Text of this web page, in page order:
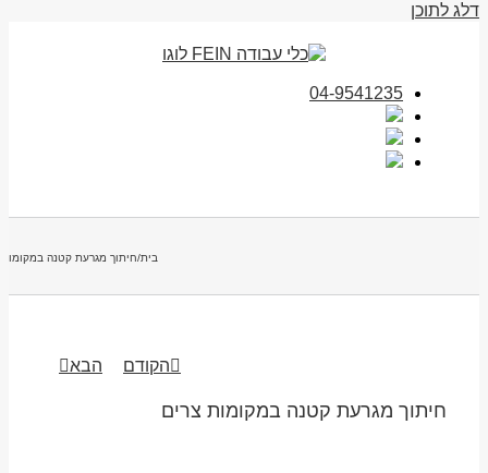
דלג לתוכן
04-9541235
בית/חיתוך מגרעת קטנה במקומות
הקודם הבא
חיתוך מגרעת קטנה במקומות צרים